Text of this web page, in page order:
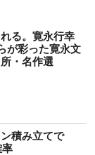
る。寛永行幸
が彩った寛永文
・名作選
積み立てで
率